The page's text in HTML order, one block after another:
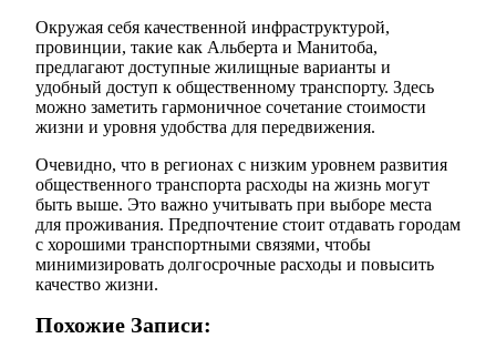
Окружая себя качественной инфраструктурой,
провинции, такие как Альберта и Манитоба,
предлагают доступные жилищные варианты и
удобный доступ к общественному транспорту. Здесь
можно заметить гармоничное сочетание стоимости
жизни и уровня удобства для передвижения.
Очевидно, что в регионах с низким уровнем развития
общественного транспорта расходы на жизнь могут
быть выше. Это важно учитывать при выборе места
для проживания. Предпочтение стоит отдавать городам
с хорошими транспортными связями, чтобы
минимизировать долгосрочные расходы и повысить
качество жизни.
Похожие Записи: